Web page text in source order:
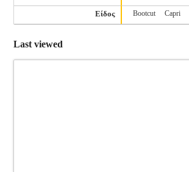
Είδος Bootcut Capri
Last viewed